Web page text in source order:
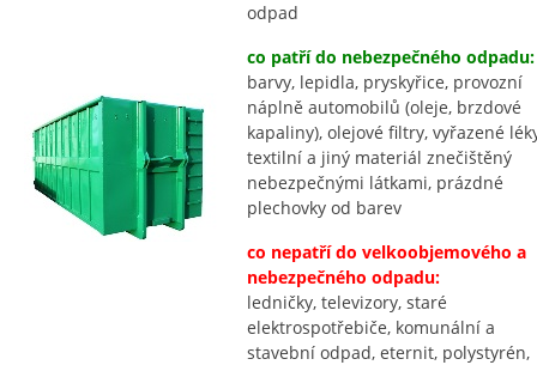
odpad
co patří do nebezpečného odpadu:
barvy, lepidla, pryskyřice, provozní
náplně automobilů (oleje, brzdové
kapaliny), olejové filtry, vyřazené
textilní a jiný materiál znečištěný
nebezpečnými látkami, prázdné
plechovky od barev
co nepatří do velkoobjemového a
nebezpečného odpadu:
ledničky, televizory, staré
elektrospotřebiče, komunální a
stavební odpad, eternit, polystyrén,